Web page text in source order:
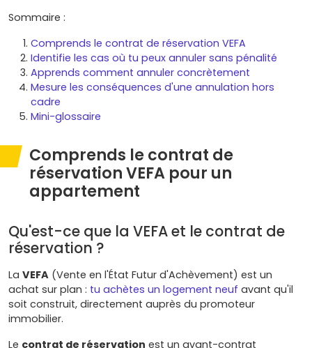
Sommaire :
Comprends le contrat de réservation VEFA
Identifie les cas où tu peux annuler sans pénalité
Apprends comment annuler concrètement
Mesure les conséquences d'une annulation hors
cadre
Mini-glossaire
Comprends le contrat de
réservation VEFA pour un
appartement
Qu'est-ce que la VEFA et le contrat de
réservation ?
La VEFA (Vente en l'État Futur d'Achèvement) est un
achat sur plan : tu achètes un logement neuf avant qu'il
soit construit, directement auprès du promoteur
immobilier.
Le contrat de réservation est un avant-contrat